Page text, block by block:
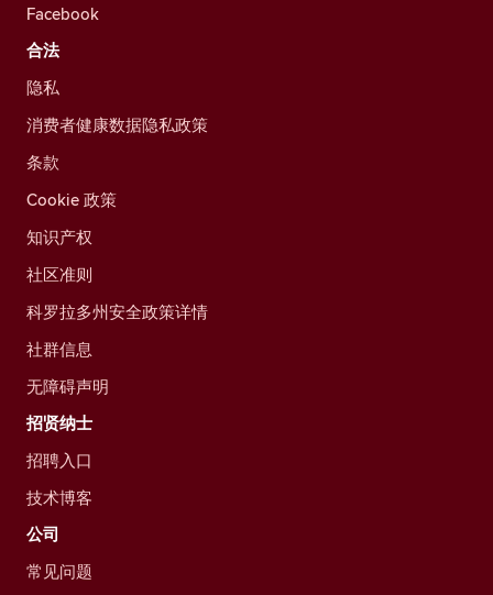
Facebook
合法
隐私
消费者健康数据隐私政策
条款
Cookie 政策
知识产权
社区准则
科罗拉多州安全政策详情
社群信息
无障碍声明
招贤纳士
招聘入口
技术博客
公司
常见问题